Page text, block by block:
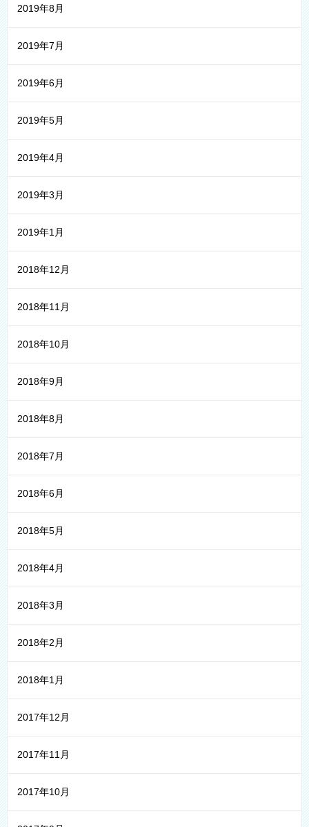
2019年8月
2019年7月
2019年6月
2019年5月
2019年4月
2019年3月
2019年1月
2018年12月
2018年11月
2018年10月
2018年9月
2018年8月
2018年7月
2018年6月
2018年5月
2018年4月
2018年3月
2018年2月
2018年1月
2017年12月
2017年11月
2017年10月